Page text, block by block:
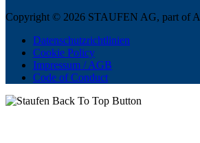
Copyright © 2026 STAUFEN AG, part of
Datenschutzrichtlinien
Cookie Policy
Impressum / AGB
Code of Conduct